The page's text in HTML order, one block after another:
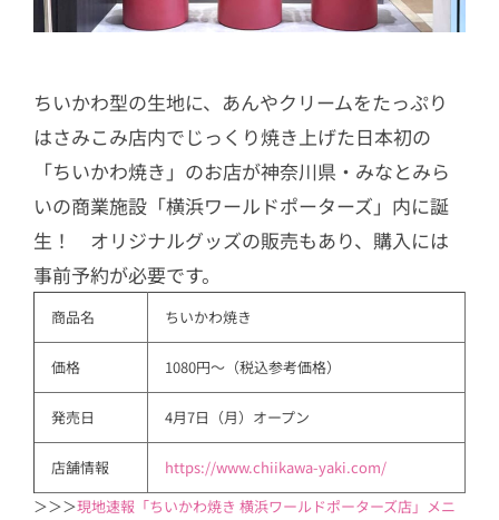
ちいかわ型の生地に、あんやクリームをたっぷり
はさみこみ店内でじっくり焼き上げた日本初の
「ちいかわ焼き」のお店が神奈川県・みなとみら
いの商業施設「横浜ワールドポーターズ」内に誕
生！ オリジナルグッズの販売もあり、購入には
事前予約が必要です。
商品名 ちいかわ焼き
価格 1080円～（税込参考価格）
発売日 4月7日（月）オープン
店舗情報
https://www.chiikawa-yaki.com/
＞＞＞現地速報「ちいかわ焼き 横浜ワールドポーターズ店」メニ